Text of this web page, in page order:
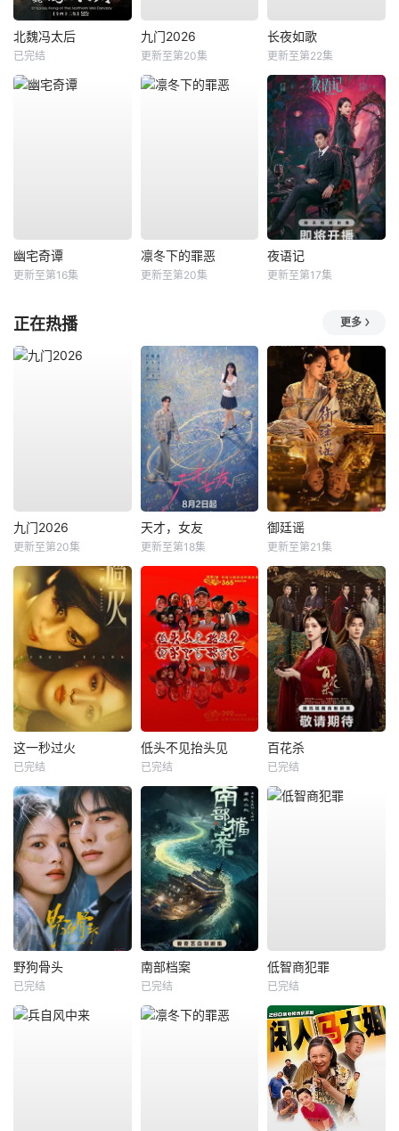
北魏冯太后
已完结
九门2026
更新至第20集
长夜如歌
更新至第22集
幽宅奇谭
更新至第16集
凛冬下的罪恶
更新至第20集
夜语记
更新至第17集
正在热播 更多
九门2026
更新至第20集
天才，女友
更新至第18集
御廷谣
更新至第21集
这一秒过火
已完结
低头不见抬头见
已完结
百花杀
已完结
野狗骨头
已完结
南部档案
已完结
低智商犯罪
已完结